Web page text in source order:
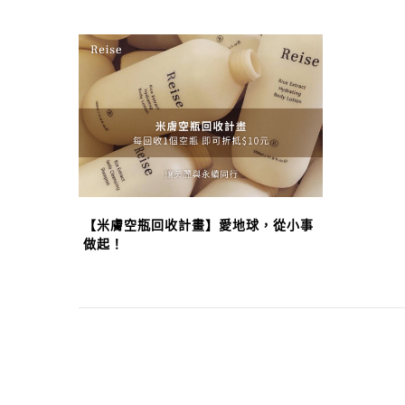
【米膚空瓶回收計畫】愛地球，從小事
做起！